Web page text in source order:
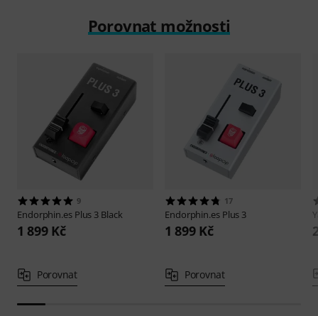
Porovnat možnosti
9
Endorphin.es Plus 3 Black
1 899 Kč
Porovnat
17
Endorphin.es Plus 3
1 899 Kč
Porovnat